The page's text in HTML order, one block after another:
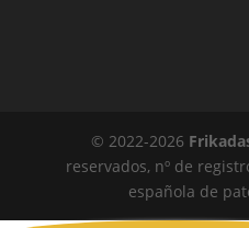
© 2022-2026
reservados, nº de
española de